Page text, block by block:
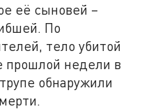
её сыновей –
По
тело убитой
прошлой недели в
обнаружили